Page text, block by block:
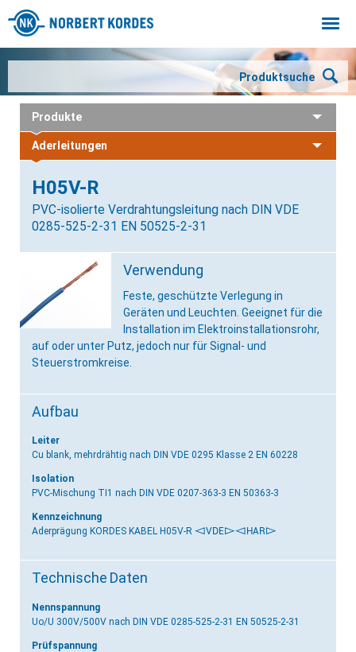
Produktsuche
Produkte
Aderleitungen
H05V-R
PVC-isolierte Verdrahtungsleitung nach DIN VDE
0285-525-2-31 EN 50525-2-31
Verwendung
Feste, geschützte Verlegung in
Geräten und Leuchten. Geeignet für die
Installation im Elektroinstallationsrohr,
auf oder unter Putz, jedoch nur für Signal- und
Steuerstromkreise.
Aufbau
Leiter
Cu blank, mehrdrähtig nach DIN VDE 0295 Klasse 2 EN 60228
Isolation
PVC-Mischung TI1 nach DIN VDE 0207-363-3 EN 50363-3
Kennzeichnung
Aderprägung KORDES KABEL H05V-R <VDE><HAR>
Technische Daten
Nennspannung
Uo/U 300V/500V nach DIN VDE 0285-525-2-31 EN 50525-2-31
Prüfspannung